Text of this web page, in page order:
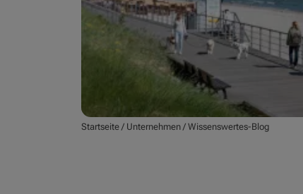
Startseite/ Unternehmen/ Wissenswertes-Blog